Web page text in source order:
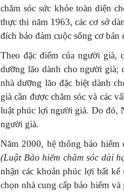
chăm sóc sức khỏe toàn diện
thực thi năm 1963, các cơ sở
đích bảo đảm cuộc sống cơ
Theo đặc điểm của người già,
dưỡng lão dành cho người già;
nhà dưỡng lão đặc biệt dành
già cần được chăm sóc và các
luật phúc lợi người già. Do đó,
người già.
Năm 2000, hệ thống bảo hiểm
(Luật Bảo hiểm chăm sóc dài
nhận các khoản phúc lợi bất
chọn nhà cung cấp bảo hiểm